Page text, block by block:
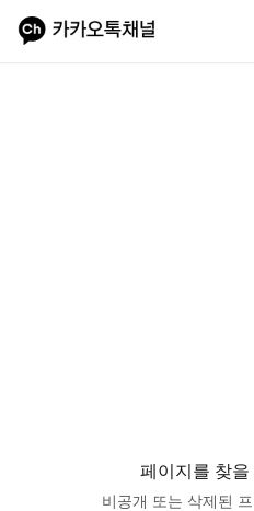
페이지를 찾
비공개 또는 삭제된